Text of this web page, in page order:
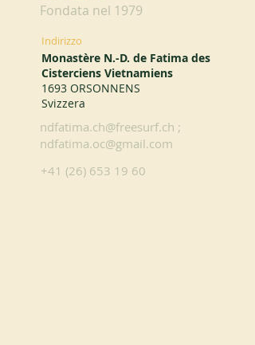
Fondata nel 1979
Indirizzo
Monastère N.-D. de Fatima des
Cisterciens Vietnamiens
1693 ORSONNENS
Svizzera
ndfatima.ch@freesurf.ch ;
ndfatima.oc@gmail.com
+41 (26) 653 19 60